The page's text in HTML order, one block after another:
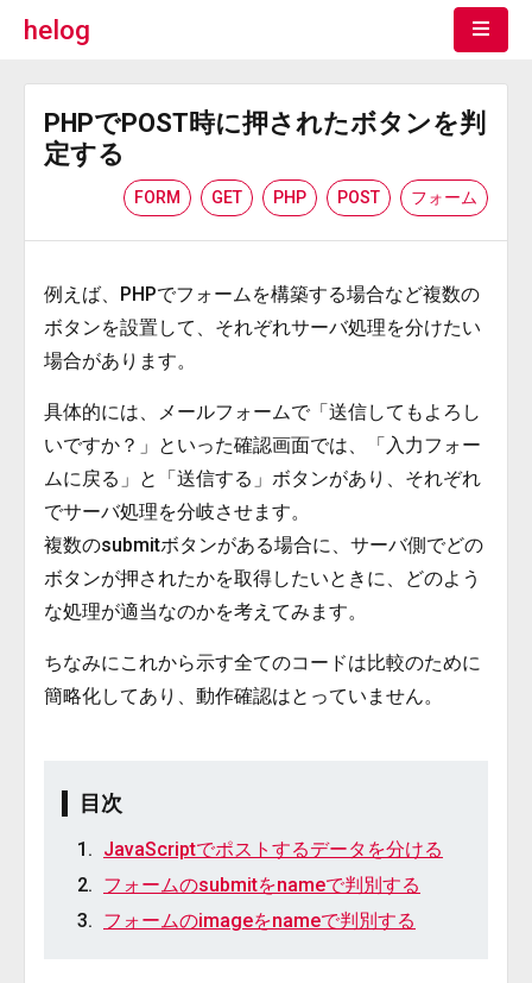
helog
PHPでPOST時に押されたボタンを判
定する
FORM GET PHP POST フォーム
例えば、PHPでフォームを構築する場合など複数の
ボタンを設置して、それぞれサーバ処理を分けたい
場合があります。
具体的には、メールフォームで「送信してもよろし
いですか？」といった確認画面では、「入力フォー
ムに戻る」と「送信する」ボタンがあり、それぞれ
でサーバ処理を分岐させます。
複数のsubmitボタンがある場合に、サーバ側でどの
ボタンが押されたかを取得したいときに、どのよう
な処理が適当なのかを考えてみます。
ちなみにこれから示す全てのコードは比較のために
簡略化してあり、動作確認はとっていません。
目次
JavaScriptでポストするデータを分ける
フォームのsubmitをnameで判別する
フォームのimageをnameで判別する